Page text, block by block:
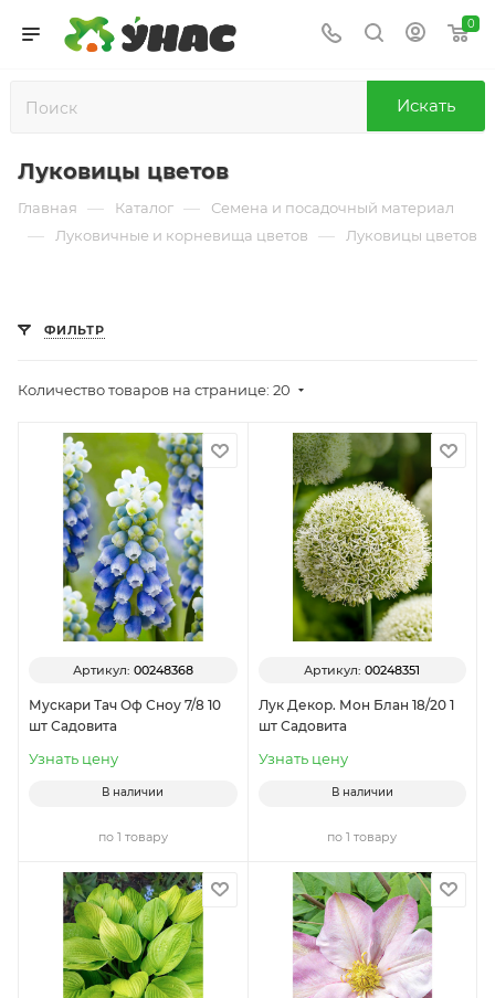
0
Искать
Луковицы цветов
Главная — Каталог — Семена и посадочный материал
— Луковичные и корневища цветов — Луковицы цветов
ФИЛЬТР
Количество товаров на странице: 20
Артикул: 00248368
Мускари Тач Оф Сноу 7/8 10
шт Садовита
Узнать цену
В наличии
по 1 товару
Артикул:00248351
Лук Декор. Мон Блан 18/20 1
шт Садовита
Узнать цену
В наличии
по 1 товару